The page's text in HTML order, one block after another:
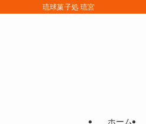
琉球菓子処 琉宮
ホーム